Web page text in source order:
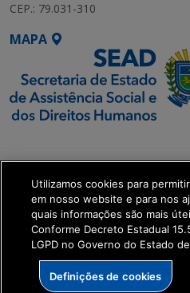
CEP.: 79.031-310
MAPA
Executiva de
Transformação Digital
get_footer();
Utilizamos cookies para
em nosso website e para nos
quais informações são mais
Conforme Decreto Estadual
LGPD no Governo do Estado
Definições de cookies